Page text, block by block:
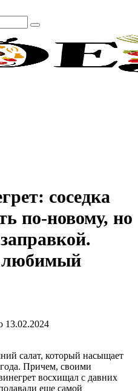
соседка
по-новому, но
любимый
13.02.2024
салат, который насыщает
Причем, своими
восхищал с давних
еще самой